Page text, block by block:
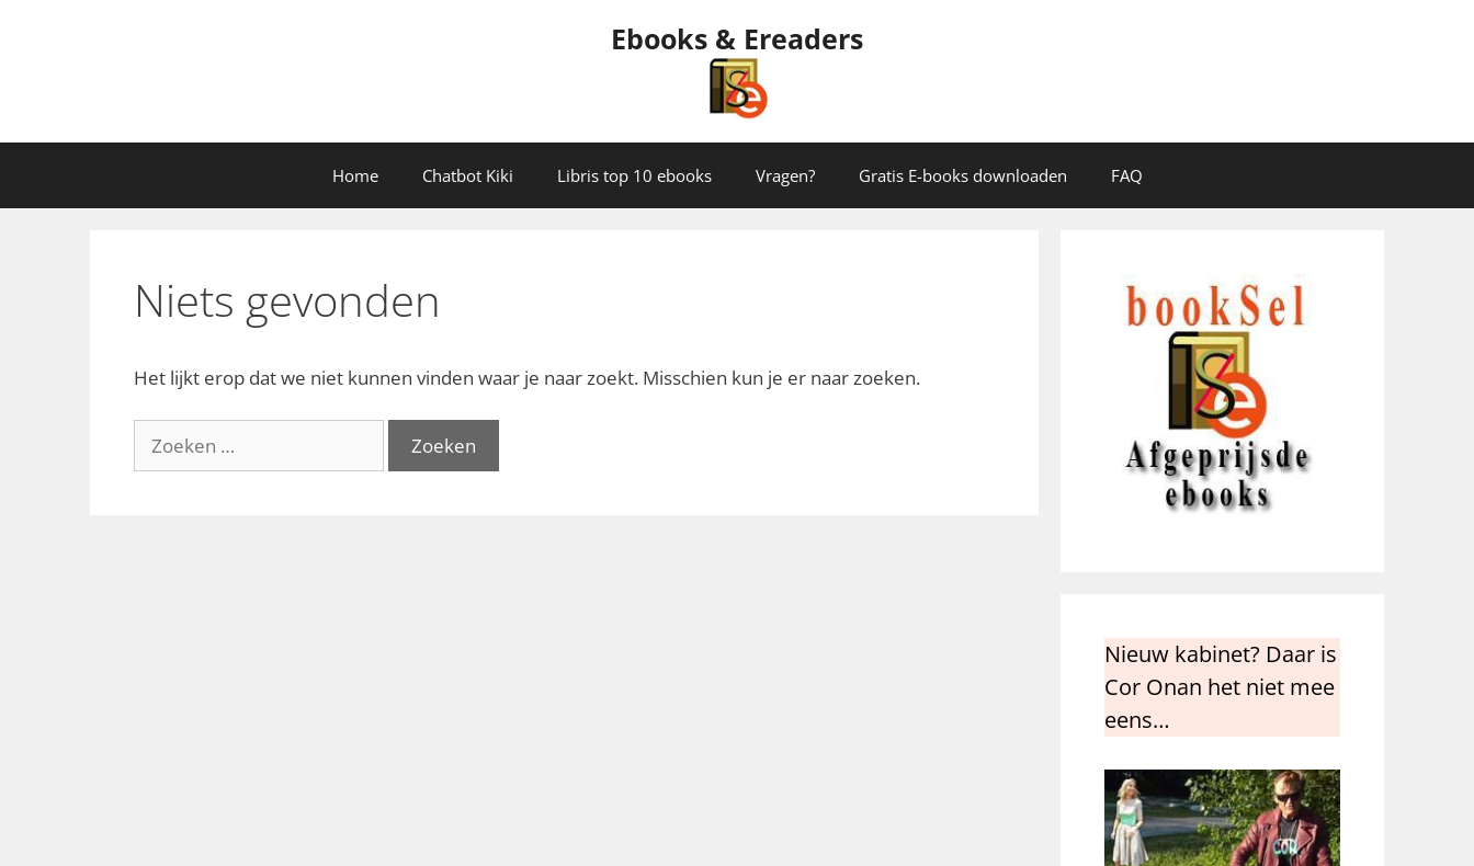
Ebooks & Ereaders
Home Chatbot Kiki Libris top 10 ebooks Vragen? Gratis E-books downloaden FAQ
Niets gevonden
Het lijkt erop dat we niet kunnen vinden waar je naar zoekt. Misschien kun je er naar zoeken.
naar:
Nieuw kabinet? Daar is
Cor Onan het niet mee
eens…